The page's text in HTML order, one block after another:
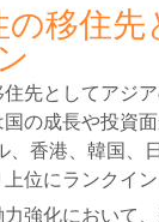
移住
先としてアジ
の成長や投資
、香港、韓国、
位にランクイン
強化において